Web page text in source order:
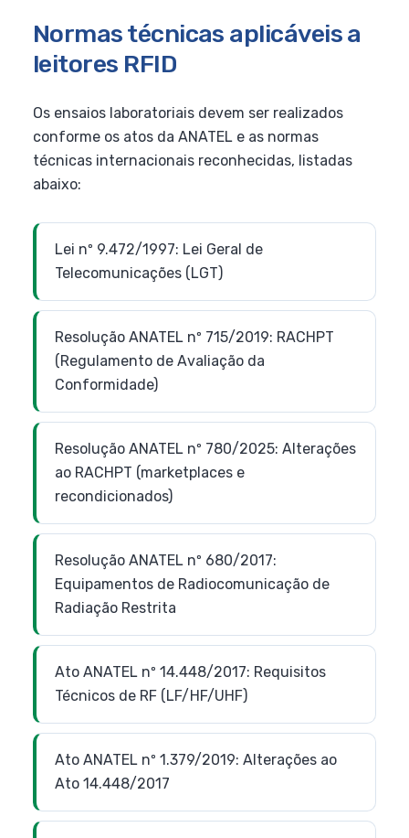
Normas técnicas aplicáveis a
leitores RFID
Os ensaios laboratoriais devem ser realizados
conforme os atos da ANATEL e as normas
técnicas internacionais reconhecidas, listadas
abaixo:
Lei nº 9.472/1997: Lei Geral de
Telecomunicações (LGT)
Resolução ANATEL nº 715/2019: RACHPT
(Regulamento de Avaliação da
Conformidade)
Resolução ANATEL nº 780/2025: Alterações
ao RACHPT (marketplaces e
recondicionados)
Resolução ANATEL nº 680/2017:
Equipamentos de Radiocomunicação de
Radiação Restrita
Ato ANATEL nº 14.448/2017: Requisitos
Técnicos de RF (LF/HF/UHF)
Ato ANATEL nº 1.379/2019: Alterações ao
Ato 14.448/2017